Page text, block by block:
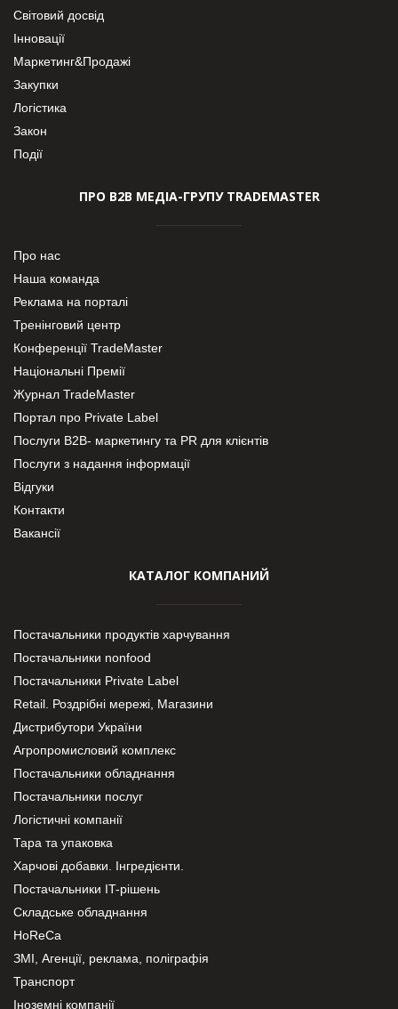
Світовий досвід
Інновації
Маркетинг&Продажі
Закупки
Логістика
Закон
Події
ПРО В2В МЕДІА-ГРУПУ TRADEMASTER
Про нас
Наша команда
Реклама на порталі
Тренінговий центр
Конференції TradeMaster
Національні Премії
Журнал TradeMaster
Портал про Private Label
Послуги В2В- маркетингу та PR для клієнтів
Послуги з надання інформації
Відгуки
Контакти
Вакансії
КАТАЛОГ КОМПАНИЙ
Постачальники продуктів харчування
Постачальники nonfood
Постачальники Private Label
Retail. Роздрібні мережі, Магазини
Дистрибутори України
Агропромисловий комплекс
Постачальники обладнання
Постачальники послуг
Логістичні компанії
Тара та упаковка
Харчові добавки. Інгредієнти.
Постачальники IT-рішень
Складське обладнання
HoReCa
ЗМІ, Агенції, реклама, поліграфія
Транспорт
Іноземні компанії